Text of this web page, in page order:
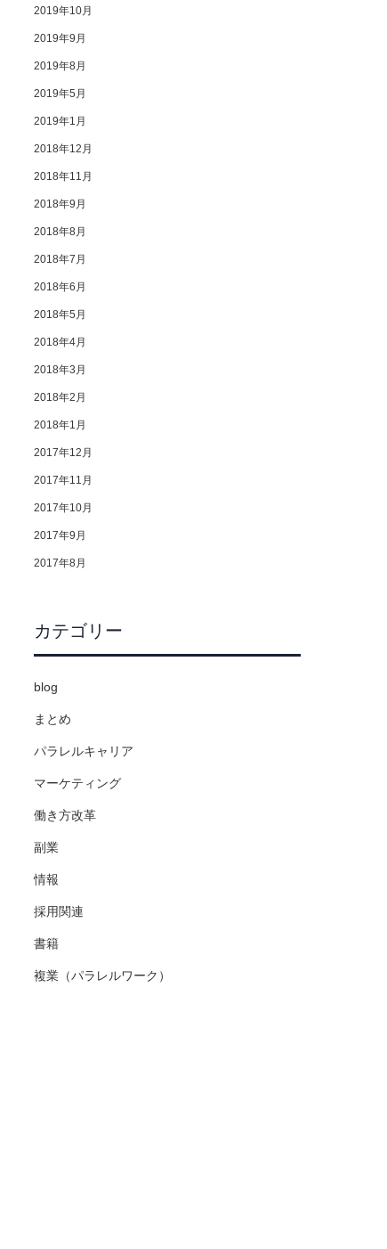
2019年10月
2019年9月
2019年8月
2019年5月
2019年1月
2018年12月
2018年11月
2018年9月
2018年8月
2018年7月
2018年6月
2018年5月
2018年4月
2018年3月
2018年2月
2018年1月
2017年12月
2017年11月
2017年10月
2017年9月
2017年8月
カテゴリー
blog
まとめ
パラレルキャリア
マーケティング
働き方改革
副業
情報
採用関連
書籍
複業（パラレルワーク）